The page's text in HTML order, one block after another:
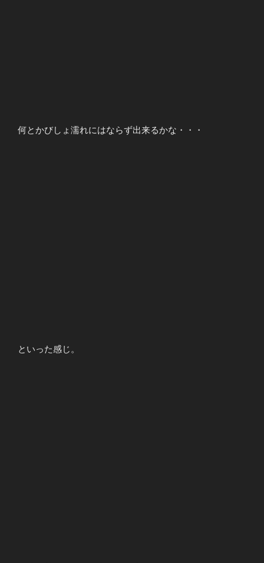
何とかびしょ濡れにはならず出来るかな・・・
といった感じ。